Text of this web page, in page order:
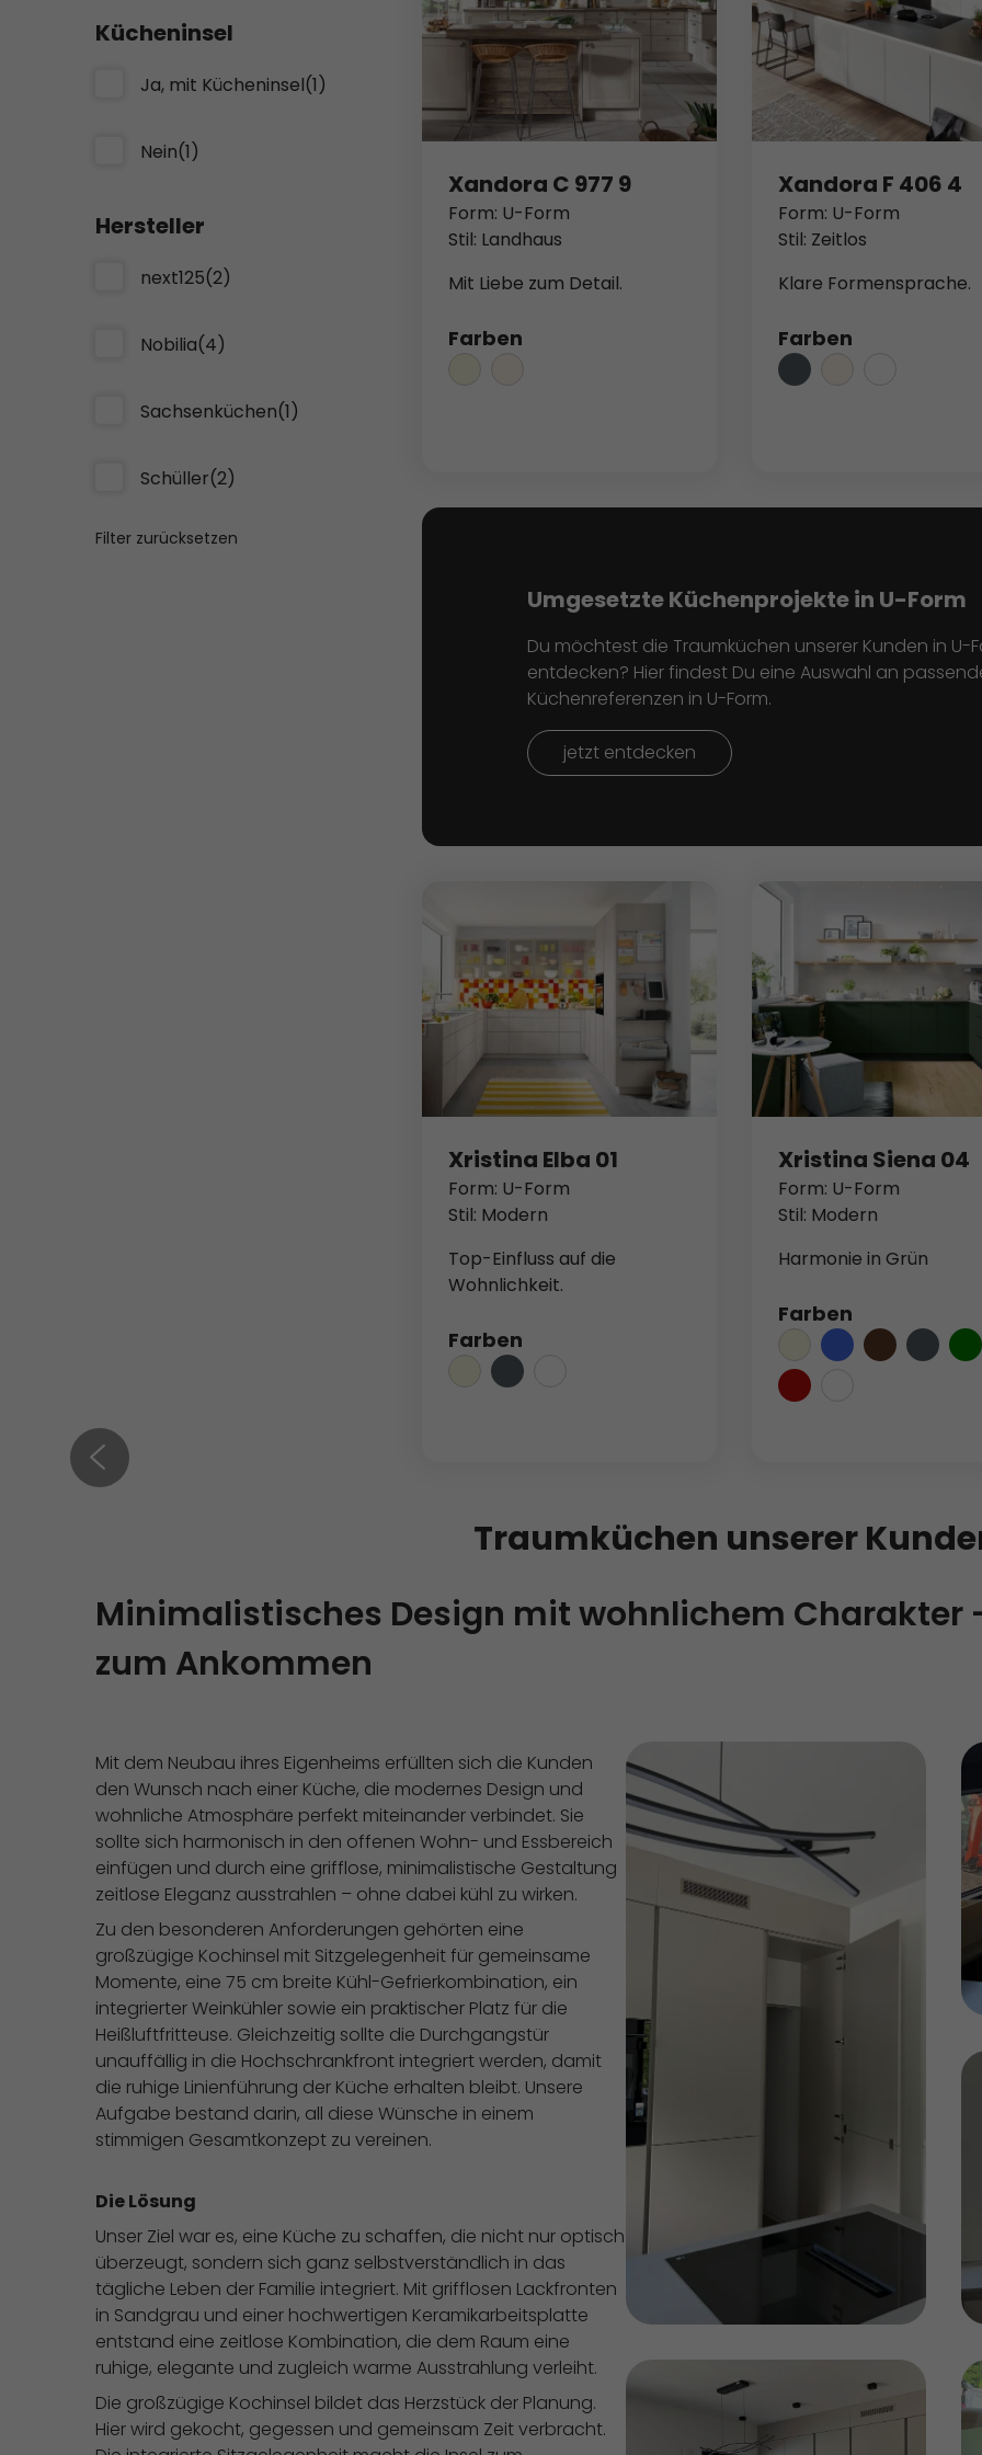
Kücheninsel
Ja, mit Kücheninsel(1)
Nein(1)
Hersteller
next125(2)
Nobilia(4)
Sachsenküchen(1)
Schüller(2)
Filter zurücksetzen
Xandora C 977 9
Form: U-Form
Stil: Landhaus
Mit Liebe zum Detail.
Farben
Xandora F 406 4
Form: U-Form
Stil: Zeitlos
Klare Formensprache.
Farben
Xristina Elba 01
Form: U-Form
Stil: Modern
Top-Einfluss auf die
Wohnlichkeit.
Farben
Xristina Siena 04
Form: U-Form
Stil: Modern
Harmonie in Grün
Farben
Umgesetzte Küchenprojekte in U-Form
Du möchtest die Traumküchen unserer Kunden in U-
entdecken? Hier findest Du eine Auswahl an
Küchenreferenzen in U-Form.
jetzt entdecken
Traumküchen unserer
Minimalistisches Design mit wohnlichem Charakter
zum Ankommen
Mit dem Neubau ihres Eigenheims erfüllten sich die Kunden
den Wunsch nach einer Küche, die modernes Design und
wohnliche Atmosphäre perfekt miteinander verbindet. Sie
sollte sich harmonisch in den offenen Wohn- und Essbereich
einfügen und durch eine grifflose, minimalistische Gestaltung
zeitlose Eleganz ausstrahlen – ohne dabei kühl zu wirken.
Zu den besonderen Anforderungen gehörten eine
großzügige Kochinsel mit Sitzgelegenheit für gemeinsame
Momente, eine 75 cm breite Kühl-Gefrierkombination, ein
integrierter Weinkühler sowie ein praktischer Platz für die
Heißluftfritteuse. Gleichzeitig sollte die Durchgangstür
unauffällig in die Hochschrankfront integriert werden, damit
die ruhige Linienführung der Küche erhalten bleibt. Unsere
Aufgabe bestand darin, all diese Wünsche in einem
stimmigen Gesamtkonzept zu vereinen.
Die Lösung
Unser Ziel war es, eine Küche zu schaffen, die nicht nur optisch
überzeugt, sondern sich ganz selbstverständlich in das
tägliche Leben der Familie integriert. Mit grifflosen Lackfronten
in Sandgrau und einer hochwertigen Keramikarbeitsplatte
entstand eine zeitlose Kombination, die dem Raum eine
ruhige, elegante und zugleich warme Ausstrahlung verleiht.
Die großzügige Kochinsel bildet das Herzstück der Planung.
Hier wird gekocht, gegessen und gemeinsam Zeit verbracht.